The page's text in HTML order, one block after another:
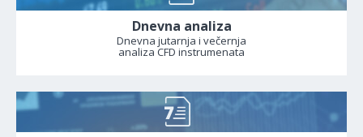
Dnevna analiza
Dnevna jutarnja i večernja
analiza CFD instrumenata